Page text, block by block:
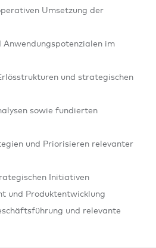
Umsetzung der
Anwendungspotenzialen im
und strategischen
sowie fundierten
und Priorisieren relevanter
Initiativen
und Produktentwicklung
und relevante